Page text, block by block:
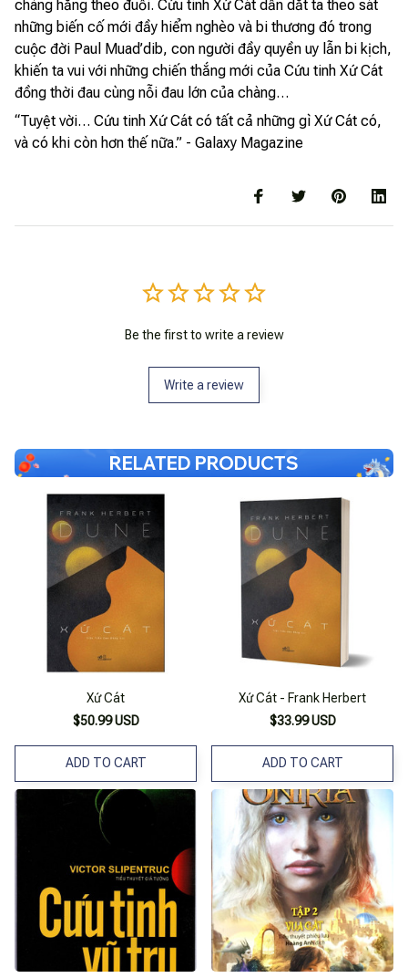
chàng hằng theo đuổi. Cứu tinh Xứ Cát dẫn dắt ta theo sát
những biến cố mới đầy hiểm nghèo và bi thương đó trong
cuộc đời Paul Muad’dib, con người đầy quyền uy lẫn bi kịch,
khiến ta vui với những chiến thắng mới của Cứu tinh Xứ Cát
đồng thời đau cùng nỗi đau lớn của chàng…
“Tuyệt vời… Cứu tinh Xứ Cát có tất cả những gì Xứ Cát có,
và có khi còn hơn thế nữa.” - Galaxy Magazine
Be the first to write a review
Write a review
RELATED PRODUCTS
Xứ Cát
$50.99 USD
ADD TO CART
Xứ Cát - Frank Herbert
$33.99 USD
ADD TO CART